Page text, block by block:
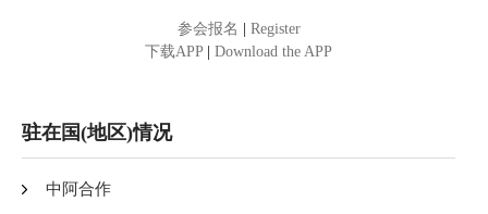
参会报名
Register
下载APP
Download the APP
驻在国(地区)情况
中阿合作